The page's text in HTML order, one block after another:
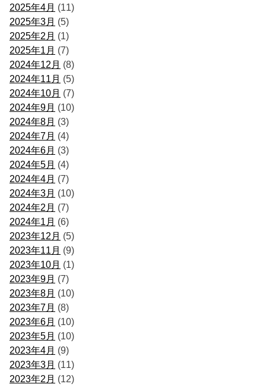
2025年4月 (11)
2025年3月 (5)
2025年2月 (1)
2025年1月 (7)
2024年12月 (8)
2024年11月 (5)
2024年10月 (7)
2024年9月 (10)
2024年8月 (3)
2024年7月 (4)
2024年6月 (3)
2024年5月 (4)
2024年4月 (7)
2024年3月 (10)
2024年2月 (7)
2024年1月 (6)
2023年12月 (5)
2023年11月 (9)
2023年10月 (1)
2023年9月 (7)
2023年8月 (10)
2023年7月 (8)
2023年6月 (10)
2023年5月 (10)
2023年4月 (9)
2023年3月 (11)
2023年2月 (12)